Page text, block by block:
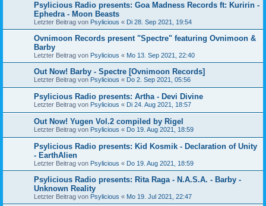
Psylicious Radio presents: Goa Madness Records ft: Kuririn -
Ephedra - Moon Beasts
Letzter Beitrag von Psylicious « Di 28. Sep 2021, 19:54
Ovnimoon Records present "Spectre" featuring Ovnimoon &
Barby
Letzter Beitrag von Psylicious « Mo 13. Sep 2021, 22:40
Out Now! Barby - Spectre [Ovnimoon Records]
Letzter Beitrag von Psylicious « Do 2. Sep 2021, 05:56
Psylicious Radio presents: Artha - Devi Divine
Letzter Beitrag von Psylicious « Di 24. Aug 2021, 18:57
Out Now! Yugen Vol.2 compiled by Rigel
Letzter Beitrag von Psylicious « Do 19. Aug 2021, 18:59
Psylicious Radio presents: Kid Kosmik - Declaration of Unity
- EarthAlien
Letzter Beitrag von Psylicious « Do 19. Aug 2021, 18:59
Psylicious Radio presents: Rita Raga - N.A.S.A. - Barby -
Unknown Reality
Letzter Beitrag von Psylicious « Mo 19. Jul 2021, 22:47